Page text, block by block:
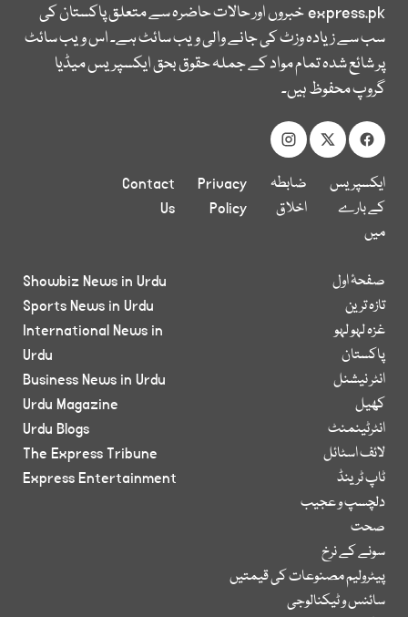
express.pkخبروں اور حالات حاضرہ سے متعلق پاکستان کی
سب سے زیادہ وزٹ کی جانے والی ویب سائٹ ہے۔ اس ویب سائٹ
پر شائع شدہ تمام مواد کے جملہ حقوق بحق ایکسپریس میڈیا
گروپ محفوظ ہیں۔
ایکسپریس
کے بارے
میں
ضابطہ
اخلاق
Privacy
Policy
Contact
Us
صفحۂ اول
تازہ ترین
غزہ لہو لہو
پاکستان
انٹر نیشنل
کھیل
انٹرٹینمنٹ
لائف اسٹائل
ٹاپ ٹرینڈ
دلچسپ و عجیب
صحت
سونے کے نرخ
پیٹرولیم مصنوعات کی قیمتیں
سائنس و ٹیکنالوجی
Showbiz News in Urdu
Sports News in Urdu
International News in
Urdu
Business News in Urdu
Urdu Magazine
Urdu Blogs
The Express Tribune
Express Entertainment